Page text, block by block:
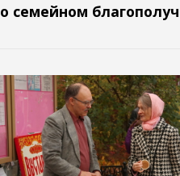
о семейном